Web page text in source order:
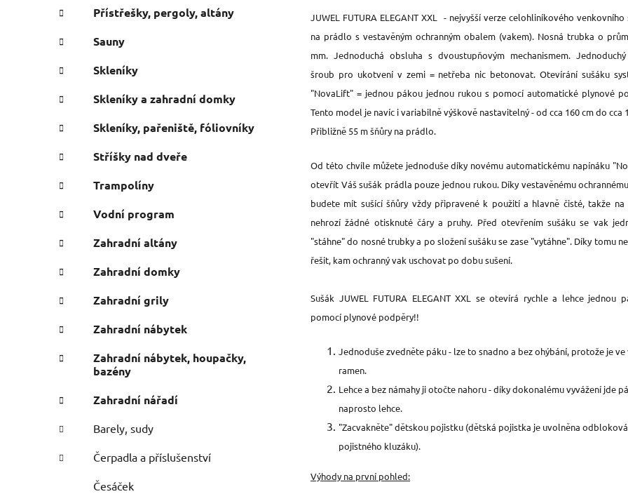
Přístřešky, pergoly, altány
Sauny
Skleníky
Skleníky a zahradní domky
Skleníky, pařeniště, fóliovníky
Stříšky nad dveře
Trampolíny
Vodní program
Zahradní altány
Zahradní domky
Zahradní grily
Zahradní nábytek
Zahradní nábytek, houpačky,
bazény
Zahradní nářadí
Barely, sudy
Čerpadla a příslušenství
Česáček
JUWEL FUTURA ELEGANT XXL - nejvyšší verze celohliníkového venkovního
na prádlo s vestavěným ochranným obalem (vakem). Nosná trubka o
mm. Jednoduchá obsluha s dvoustupňovým mechanismem.
šroub pro ukotvení v zemi = netřeba nic betonovat. Otevírání sušáku
"NovaLift"= jednou pákou jednou rukou s pomocí automatické plynové
Tento model je navíc i variabilně výškově nastavitelný - od cca 160 cm do cca
Přibližně 55 m šňůry na prádlo.
Od této chvíle můžete jednodušedíky novému automatickému napínáku
otevřít Váš sušák prádla pouze jednou rukou. Díky vestavěnému
budete mít sušící šňůry vždy připravené k použití a hlavně čisté, takže na
nehrozí žádné otisknuté čáry a pruhy. Před otevřením sušáku se vak
"stáhne" do nosné trubky a po složení sušáku se zase "vytáhne". Díky tomu
řešit, kam ochranný vak uschovat po dobu sušení.
Sušák JUWEL FUTURA ELEGANT XXL se otevírá rychle a lehce jednou
pomocí plynové podpěry!!
Jednoduše zvedněte páku - lze to snadno a bez ohýbání, protože je ve
ramen.
Lehce a bez námahy ji otočte nahoru - díky dokonalému vyvážení jde
naprosto lehce.
"Zacvakněte" dětskou pojistku (dětská pojistka je uvolněna
pojistného kluzáku).
Výhody na první pohled: